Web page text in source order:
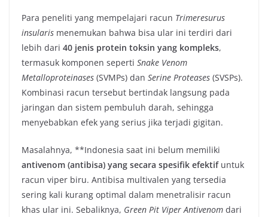
Para peneliti yang mempelajari racun Trimeresurus
insularis menemukan bahwa bisa ular ini terdiri dari
lebih dari 40 jenis protein toksin yang kompleks,
termasuk komponen seperti Snake Venom
Metalloproteinases (SVMPs) dan Serine Proteases (SVSPs).
Kombinasi racun tersebut bertindak langsung pada
jaringan dan sistem pembuluh darah, sehingga
menyebabkan efek yang serius jika terjadi gigitan.
Masalahnya, **Indonesia saat ini belum memiliki
antivenom (antibisa) yang secara spesifik efektifuntuk
racun viper biru. Antibisa multivalen yang tersedia
sering kali kurang optimal dalam menetralisir racun
khas ular ini. Sebaliknya, Green Pit Viper Antivenom dari